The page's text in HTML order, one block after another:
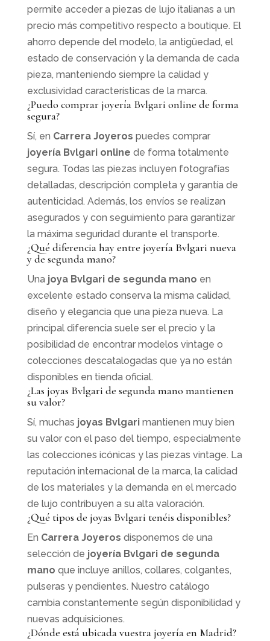
permite acceder a piezas de lujo italianas a un
precio más competitivo respecto a boutique. El
ahorro depende del modelo, la antigüedad, el
estado de conservación y la demanda de cada
pieza, manteniendo siempre la calidad y
exclusividad características de la marca.
¿Puedo comprar joyería Bvlgari online de forma
segura?
Sí, en Carrera Joyeros puedes comprar
joyería Bvlgari online de forma totalmente
segura. Todas las piezas incluyen fotografías
detalladas, descripción completa y garantía de
autenticidad. Además, los envíos se realizan
asegurados y con seguimiento para garantizar
la máxima seguridad durante el transporte.
¿Qué diferencia hay entre joyería Bvlgari nueva
y de segunda mano?
Una joya Bvlgari de segunda mano en
excelente estado conserva la misma calidad,
diseño y elegancia que una pieza nueva. La
principal diferencia suele ser el precio y la
posibilidad de encontrar modelos vintage o
colecciones descatalogadas que ya no están
disponibles en tienda oficial.
¿Las joyas Bvlgari de segunda mano mantienen
su valor?
Sí, muchas joyas Bvlgarimantienen muy bien
su valor con el paso del tiempo, especialmente
las colecciones icónicas y las piezas vintage. La
reputación internacional de la marca, la calidad
de los materiales y la demanda en el mercado
de lujo contribuyen a su alta valoración.
¿Qué tipos de joyas Bvlgari tenéis disponibles?
En Carrera Joyeros disponemos de una
selección de joyería Bvlgari de segunda
mano que incluye anillos, collares, colgantes,
pulseras y pendientes. Nuestro catálogo
cambia constantemente según disponibilidad y
nuevas adquisiciones.
¿Dónde está ubicada vuestra joyería en Madrid?